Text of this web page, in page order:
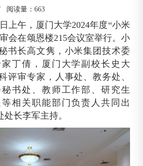
阅读量：663
日上午，厦门大学2024年度“小米
会在颂恩楼215会议室举行。小
书长高文隽，小米集团技术委
丁倩，厦门大学副校长史大
评审专家，人事处、教务处、
书处、教师工作部、研究生
相关职能部门负责人共同出
长李军主持。